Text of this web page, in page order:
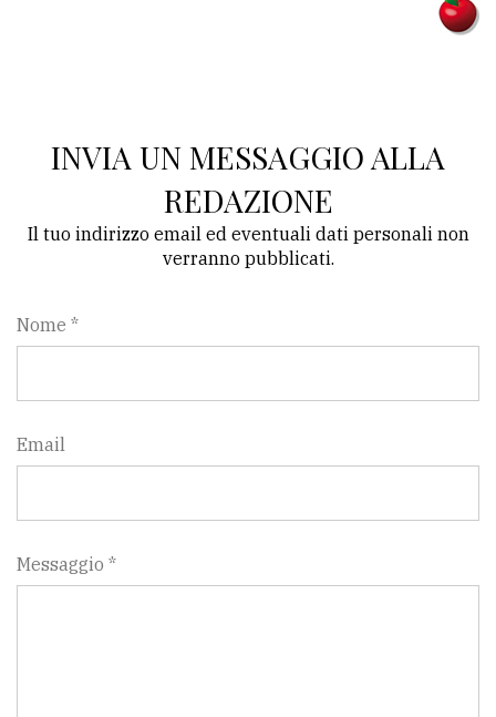
INVIA UN MESSAGGIO ALLA
REDAZIONE
Il tuo indirizzo email ed eventuali dati personali non
verranno pubblicati.
Nome *
Email
Messaggio *